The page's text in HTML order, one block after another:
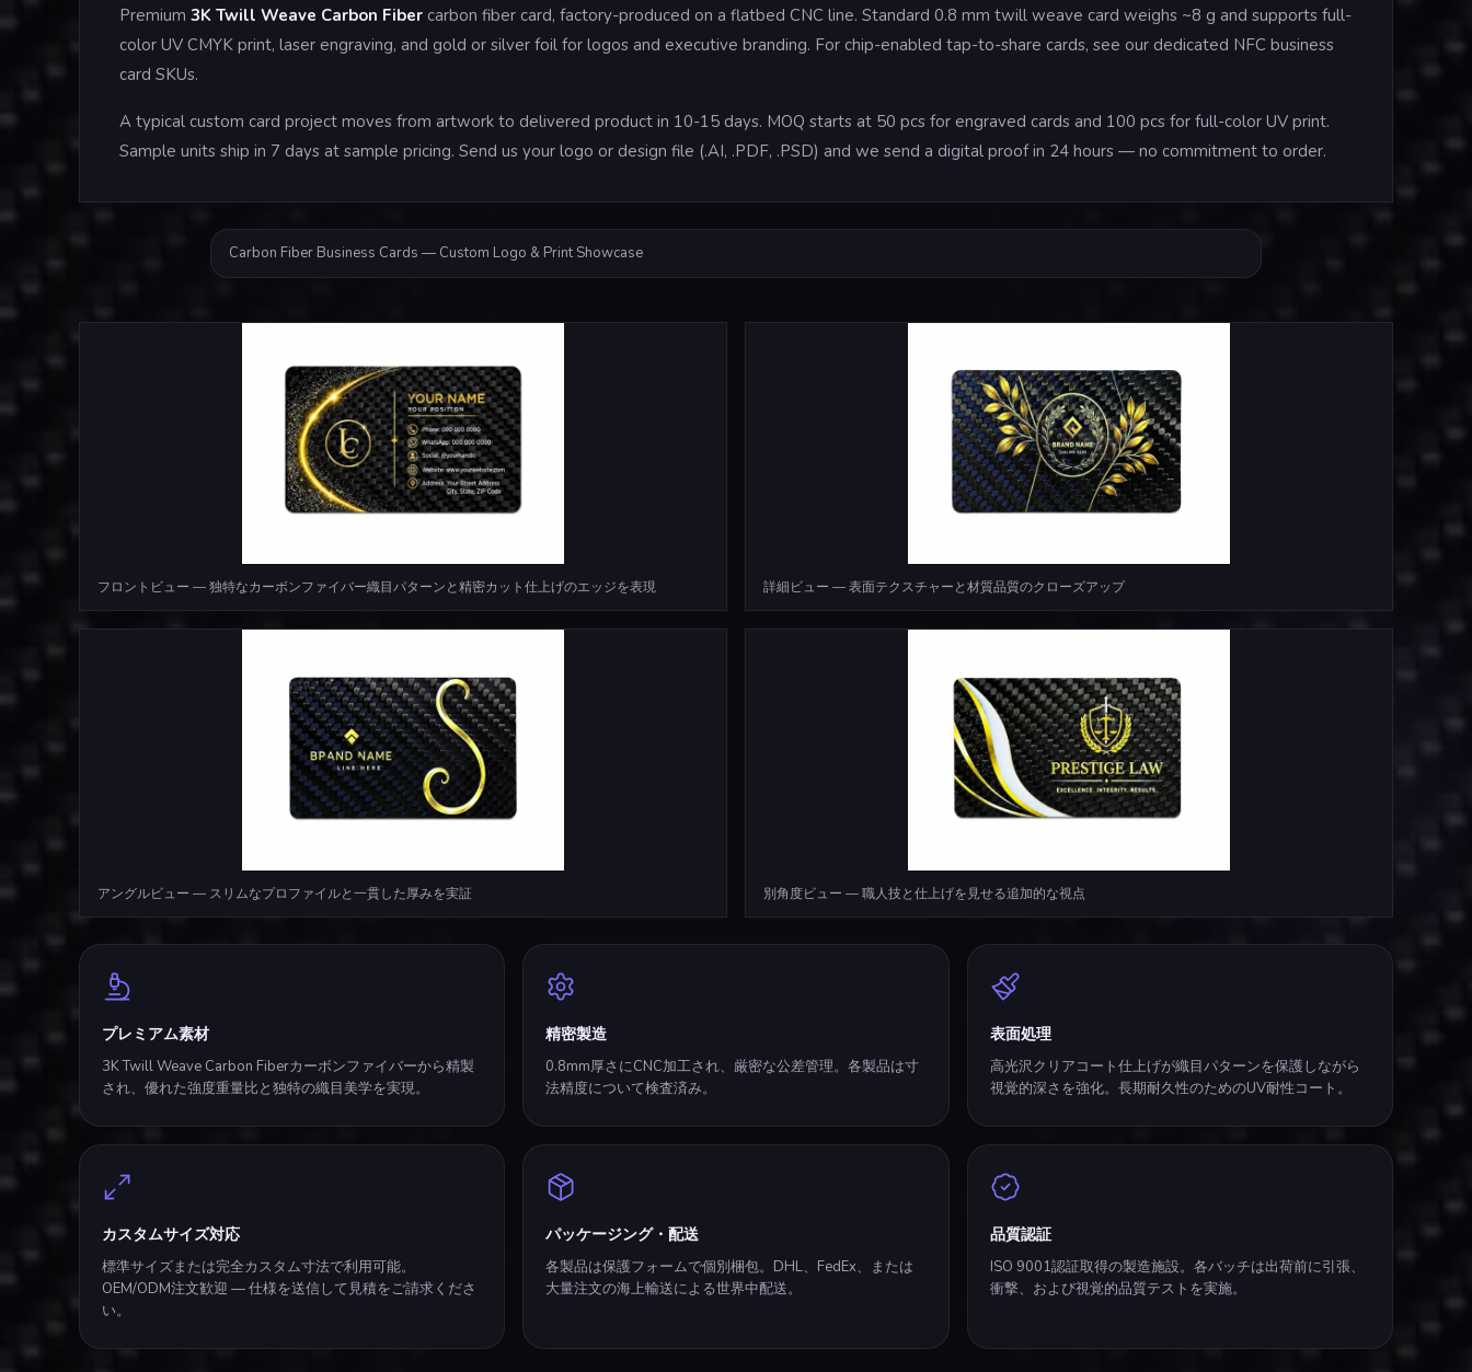
Premium 3K Twill Weave Carbon Fiber carbon fiber card, factory-produced on a flatbed CNC line. Standard 0.8 mm twill weave card weighs ~8 g and supports full-
color UV CMYK print, laser engraving, and gold or silver foil for logos and executive branding. For chip-enabled tap-to-share cards, see our dedicated NFC business
card SKUs.
A typical custom card project moves from artwork to delivered product in 10-15 days. MOQ starts at 50 pcs for engraved cards and 100 pcs for full-color UV print.
Sample units ship in 7 days at sample pricing. Send us your logo or design file (.AI, .PDF, .PSD) and we send a digital proof in 24 hours — no commitment to order.
Carbon Fiber Business Cards — Custom Logo & Print Showcase
フロントビュー — 独特なカーボンファイバー織目パターンと精密カット仕上げのエッジを表現 詳細ビュー — 表面テクスチャーと材質品質のクローズアップ
アングルビュー — スリムなプロファイルと一貫した厚みを実証 別角度ビュー — 職人技と仕上げを見せる追加的な視点
プレミアム素材
3K Twill Weave Carbon Fiberカーボンファイバーから精製
され、優れた強度重量比と独特の織目美学を実現。
精密製造
0.8mm厚さにCNC加工され、厳密な公差管理。各製品は寸
法精度について検査済み。
表面処理
高光沢クリアコート仕上げが織目パターンを保護しながら
視覚的深さを強化。長期耐久性のためのUV耐性コート。
カスタムサイズ対応
標準サイズまたは完全カスタム寸法で利用可能。
OEM/ODM注文歓迎 — 仕様を送信して見積をご請求くださ
い。
パッケージング・配送
各製品は保護フォームで個別梱包。DHL、FedEx、または
大量注文の海上輸送による世界中配送。
品質認証
ISO 9001認証取得の製造施設。各バッチは出荷前に引張、
衝撃、および視覚的品質テストを実施。